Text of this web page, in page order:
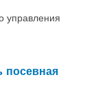
управления
посевная